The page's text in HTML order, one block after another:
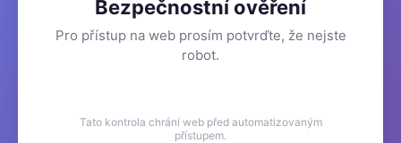
Bezpečnostní ověření
Pro přístup na web prosím potvrďte, že nejste
robot.
Tato kontrola chrání web před automatizovaným
přístupem.